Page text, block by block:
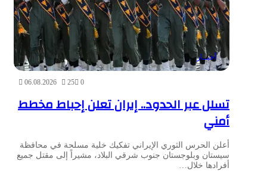
أخبــار
06.08.2026 0
25
تسلل عبر الحدود.. إيران تعلن إحباط مخطط
أمني
أعلن الحرس الثوري الإيراني تفكيك خلية مسلحة في محافظة
سيستان وبلوجستان جنوب شرقي البلاد، مشيراً إلى مقتل جميع
أفرادها خلال…